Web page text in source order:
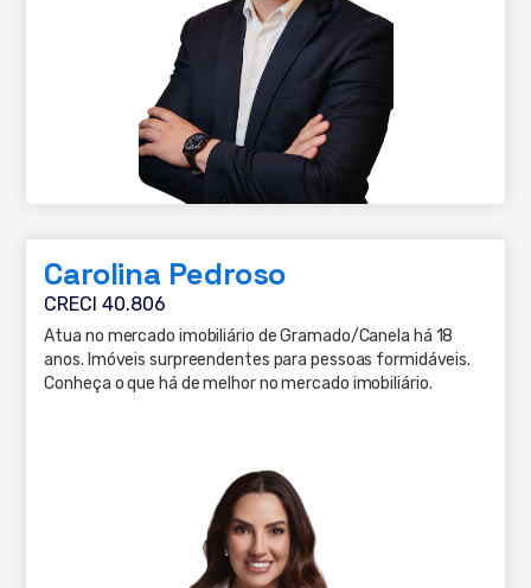
Carolina Pedroso
CRECI 40.806
Atua no mercado imobiliário de Gramado/Canela há 18
anos. Imóveis surpreendentes para pessoas formidáveis.
Conheça o que há de melhor no mercado imobiliário.